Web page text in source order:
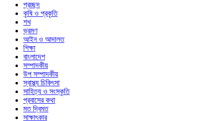
প্রচ্ছদ
কৃষি ও প্রকৃতি
শখ
ভ্রমণ
আইন ও আদালত
শিক্ষা
বাংলাদেশ
সম্পাদকীয়
উপ সম্পাদকীয়
স্বাস্থ্য চিকিৎসা
সাহিত্য ও সংস্কৃতি
প্রবাসের কথা
মত দ্বিমত
সাক্ষাৎকার